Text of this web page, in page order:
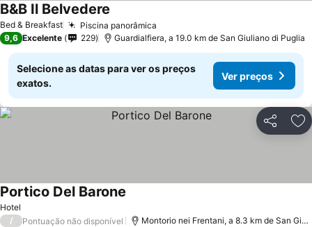
Bed & Breakfast Piscina panorâmica
B&B Il Belvedere
9,6 Excelente 229 Guardialfiera, a 19.0 km de San Giuliano di Puglia
Selecione as datas para ver os preços
exatos.
Ver preços
Partilhar
Hotel
Portico Del Barone
/ Pontuação não disponível Montorio nei Frentani, a 8.3 km de San Giuliano di Puglia